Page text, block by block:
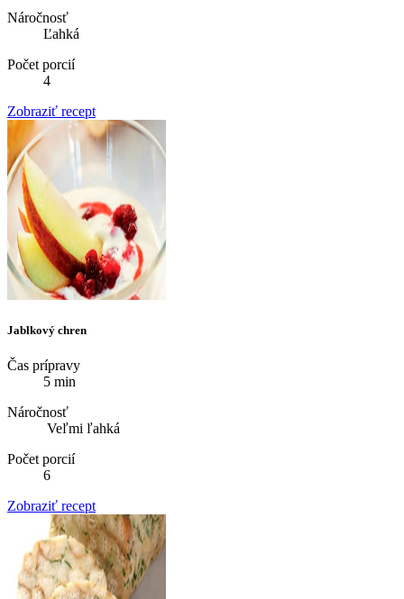
Náročnosť
Ľahká
Počet porcií
4
Zobraziť recept
Jablkový chren
Čas prípravy
5 min
Náročnosť
Veľmi ľahká
Počet porcií
6
Zobraziť recept